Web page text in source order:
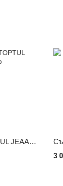
Клещи балансировочные TOPTUL JEAA1010
3